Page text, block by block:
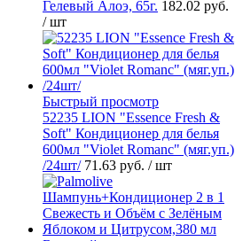
Гелевый Алоэ, 65г. 182.02 руб.
/ шт
Быстрый просмотр
52235 LION "Essence Fresh &
Soft" Кондиционер для белья
600мл "Violet Romanc" (мяг.уп.)
/24шт/ 71.63 руб. / шт